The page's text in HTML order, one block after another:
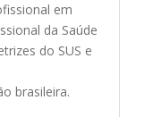
em
da Saúde
do SUS e
brasileira.